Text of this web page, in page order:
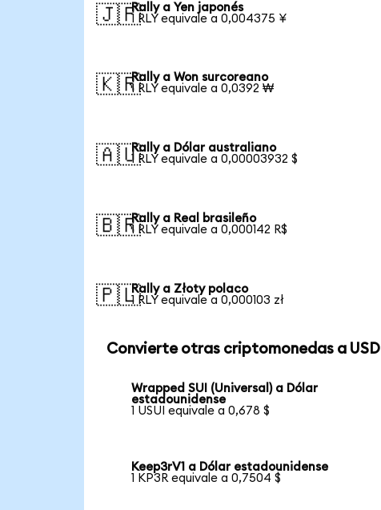
🇯🇵Rally a Yen japonés
1 RLY equivale a 0,004375 ¥
🇰🇷Rally a Won surcoreano
1 RLY equivale a 0,0392 ₩
🇦🇺Rally a Dólar australiano
1 RLY equivale a 0,00003932 $
🇧🇷Rally a Real brasileño
1 RLY equivale a 0,000142 R$
🇵🇱Rally a Złoty polaco
1 RLY equivale a 0,000103 zł
Convierte otras criptomonedas a USD
Wrapped SUI (Universal) a Dólar
estadounidense
1 USUI equivale a 0,678 $
Keep3rV1 a Dólar estadounidense
1 KP3R equivale a 0,7504 $